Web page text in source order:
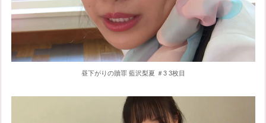
昼下がりの贖罪 藍沢梨夏 ＃3 3枚目